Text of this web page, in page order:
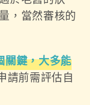
，當然審核的
關鍵，大多能
請前需評估自